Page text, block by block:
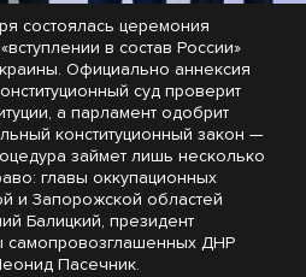
состоялась церемония
в состав России»
Официально аннексия
суд проверит
а парламент одобрит
конституционный закон —
займет лишь несколько
главы оккупационных
и Запорожской областей
Балицкий, президент
самопровозглашенных ДНР
Пасечник.